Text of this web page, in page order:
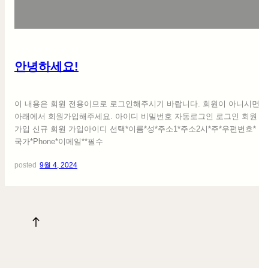
!
안녕하세요!
이 내용은 회원 전용이므로 로그인해주시기 바랍니다. 회원이 아니시면
아래에서 회원가입해주세요. 아이디 비밀번호 자동로그인 로그인 회원
가입 신규 회원 가입아이디 선택*이름*성*주소1*주소2시*주*우편번호*
국가*Phone*이메일**필수
posted 9월 4, 2024